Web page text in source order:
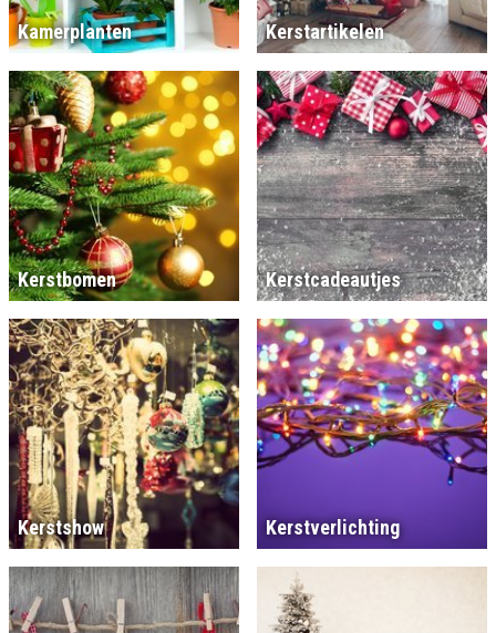
Kamerplanten Kerstartikelen
Kerstbomen Kerstcadeautjes
Kerstshow Kerstverlichting